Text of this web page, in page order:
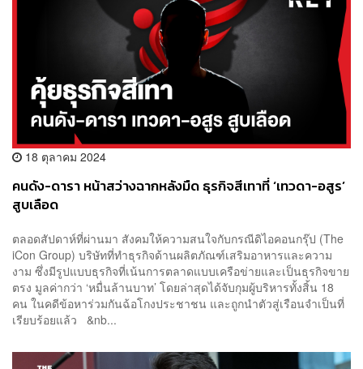
18 ตุลาคม 2024
คนดัง-ดารา หน้าสว่างฉากหลังมืด ธุรกิจสีเทาที่ ‘เทวดา-อสูร’
สูบเลือด
ตลอดสัปดาห์ที่ผ่านมา สังคมให้ความสนใจกับกรณีดิไอคอนกรุ๊ป (The
iCon Group) บริษัทที่ทำธุรกิจด้านผลิตภัณฑ์เสริมอาหารและความ
งาม ซึ่งมีรูปแบบธุรกิจที่เน้นการตลาดแบบเครือข่ายและเป็นธุรกิจขาย
ตรง มูลค่ากว่า ‘หมื่นล้านบาท’ โดยล่าสุดได้จับกุมผู้บริหารทั้งสิ้น 18
คน ในคดีข้อหาร่วมกันฉ้อโกงประชาชน และถูกนำตัวสู่เรือนจำเป็นที่
เรียบร้อยแล้ว &nb...